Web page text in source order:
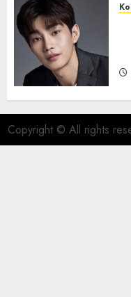
Copyright © All rights